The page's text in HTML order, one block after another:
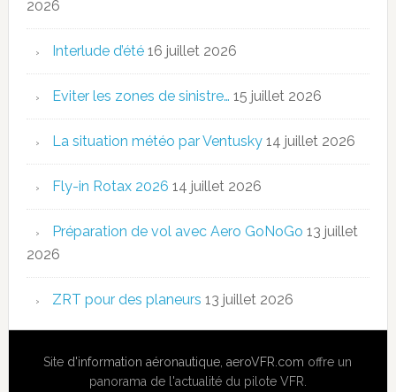
2026
Interlude d’été 16 juillet 2026
Eviter les zones de sinistre… 15 juillet 2026
La situation météo par Ventusky 14 juillet 2026
Fly-in Rotax 2026 14 juillet 2026
Préparation de vol avec Aero GoNoGo 13 juillet
2026
ZRT pour des planeurs 13 juillet 2026
Site d'information aéronautique ,aeroVFR.com offre un
panorama de l'actualité du pilote VFR.